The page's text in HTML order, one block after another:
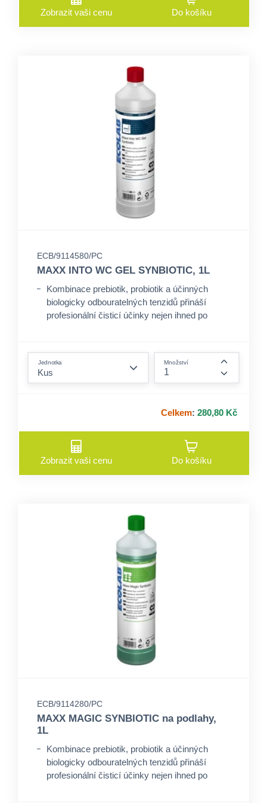
Zobrazit vaši cenu Do košíku
ECB/9114580/PC
MAXX INTO WC GEL SYNBIOTIC, 1L
Kombinace prebiotik, probiotik a účinných
biologicky odbouratelných tenzidů přináší
profesionální čisticí účinky nejen ihned po
Složení se zaměřuje na organické nečistoty na
toaletách a pisoárech, které rozkládá.
zdroje.
Jednotka Množství
Celkem: 280,80 Kč
Zobrazit vaši cenu Do košíku
ECB/9114280/PC
MAXX MAGIC SYNBIOTIC na podlahy,
1L
Kombinace prebiotik, probiotik a účinných
biologicky odbouratelných tenzidů přináší
profesionální čisticí účinky nejen ihned po